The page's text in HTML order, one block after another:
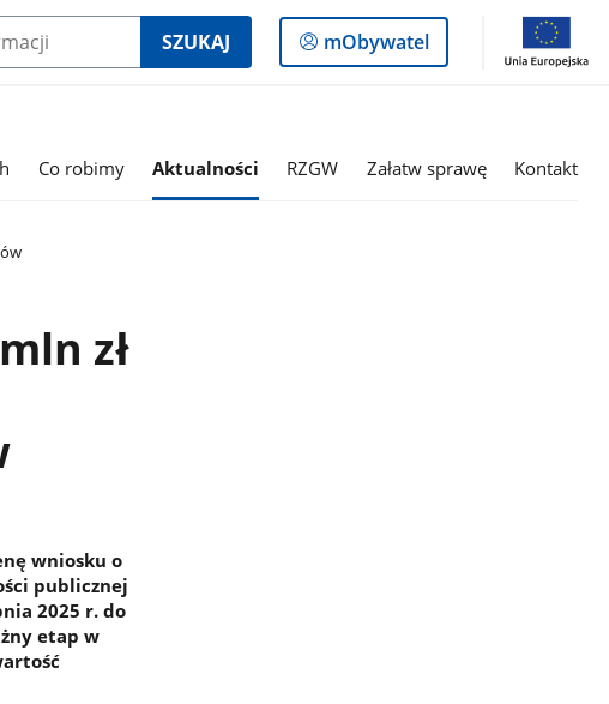
SZUKAJ
Logowanie
do
mObywatel
Co robimy Aktualności RZGW Załatw sprawę Kontakt
zł
wniosku o
publicznej
2025 r. do
etap w